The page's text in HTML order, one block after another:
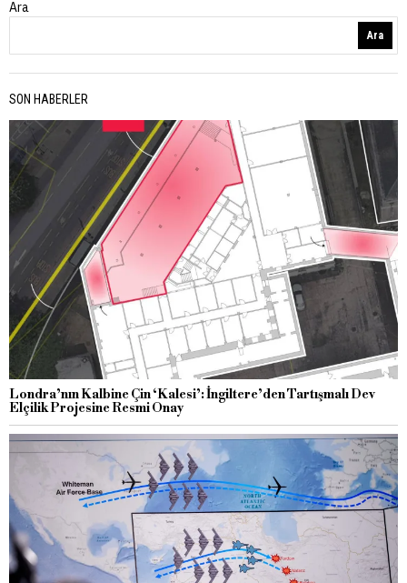
Ara
Ara
SON HABERLER
Londra’nın Kalbine Çin ‘Kalesi’: İngiltere’den Tartışmalı Dev
Elçilik Projesine Resmi Onay